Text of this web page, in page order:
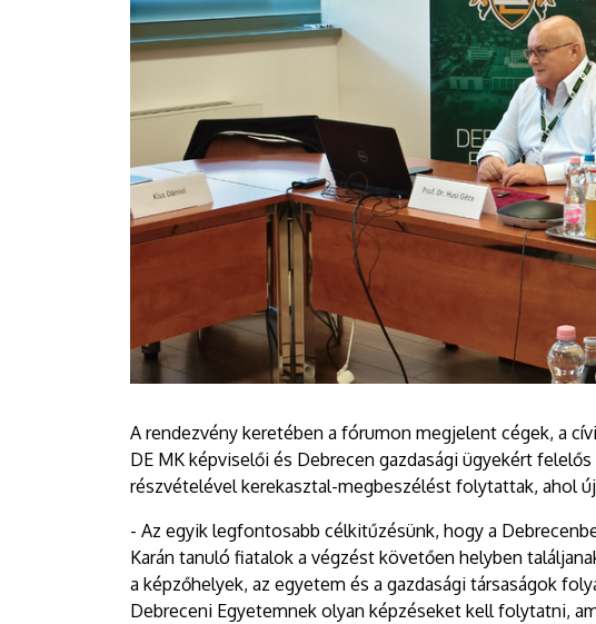
A rendezvény keretében a fórumon megjelent cégek, a
DE MK képviselői és Debrecen gazdasági ügyekért
részvételével kerekasztal-megbeszélést folytattak, ahol
- Az egyik legfontosabb célkitűzésünk, hogy a
Karán tanuló fiatalok a végzést követően helyben
a képzőhelyek, az egyetem és a gazdasági társaságok
Debreceni Egyetemnek olyan képzéseket kell folytatni,